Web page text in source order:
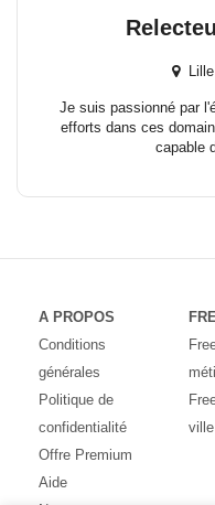
Lille
Je suis passionné par
efforts dans ces
capable
A PROPOS
Conditions
générales
Politique de
confidentialité
Offre Premium
Aide
ville